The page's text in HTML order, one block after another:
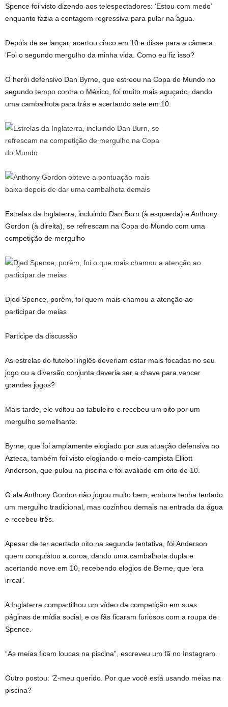
Spence foi visto dizendo aos telespectadores: ‘Estou com medo’
enquanto fazia a contagem regressiva para pular na água.
Depois de se lançar, acertou cinco em 10 e disse para a câmera:
‘Foi o segundo mergulho da minha vida. Como eu fiz isso?
O herói defensivo Dan Byrne, que estreou na Copa do Mundo no
segundo tempo contra o México, foi muito mais aguçado, dando
uma cambalhota para trás e acertando sete em 10.
Estrelas da Inglaterra, incluindo Dan Burn (à esquerda) e Anthony
Gordon (à direita), se refrescam na Copa do Mundo com uma
competição de mergulho
Djed Spence, porém, foi quem mais chamou a atenção ao
participar de meias
Participe da discussão
As estrelas do futebol inglês deveriam estar mais focadas no seu
jogo ou a diversão conjunta deveria ser a chave para vencer
grandes jogos?
Mais tarde, ele voltou ao tabuleiro e recebeu um oito por um
mergulho semelhante.
Byrne, que foi amplamente elogiado por sua atuação defensiva no
Azteca, também foi visto elogiando o meio-campista Elliott
Anderson, que pulou na piscina e foi avaliado em oito de 10.
O ala Anthony Gordon não jogou muito bem, embora tenha tentado
um mergulho tradicional, mas cozinhou demais na entrada da água
e recebeu três.
Apesar de ter acertado oito na segunda tentativa, foi Anderson
quem conquistou a coroa, dando uma cambalhota dupla e
acertando nove em 10, recebendo elogios de Berne, que ‘era
irreal’.
A Inglaterra compartilhou um vídeo da competição em suas
páginas de mídia social, e os fãs ficaram furiosos com a roupa de
Spence.
“As meias ficam loucas na piscina”, escreveu um fã no Instagram.
Outro postou: ‘Z-meu querido. Por que você está usando meias na
piscina?